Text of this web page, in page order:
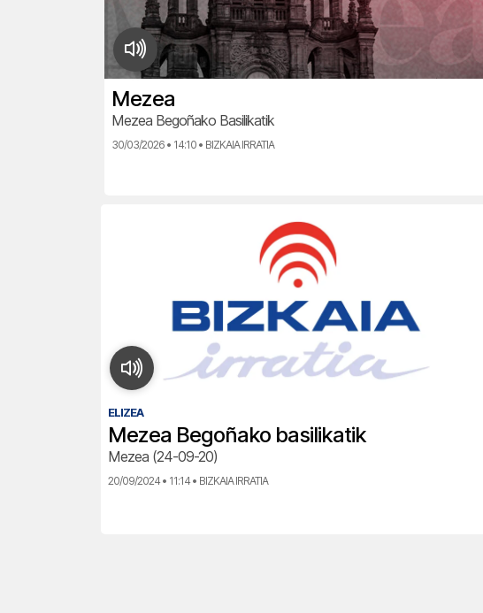
Mezea
Mezea Begoñako Basilikatik
30/03/2026 • 14:10 • BIZKAIA IRRATIA
ELIZEA
Mezea Begoñako basilikatik
Mezea (24-09-20)
20/09/2024 • 11:14 • BIZKAIA IRRATIA